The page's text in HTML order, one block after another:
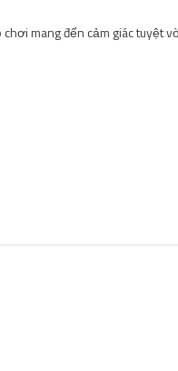
mang đến cảm giác tuyệt